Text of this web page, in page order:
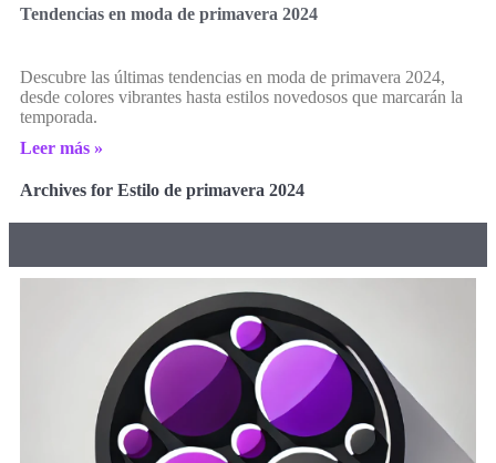
Tendencias en moda de primavera 2024
Descubre las últimas tendencias en moda de primavera 2024,
desde colores vibrantes hasta estilos novedosos que marcarán la
temporada.
Leer más »
Archives for Estilo de primavera 2024